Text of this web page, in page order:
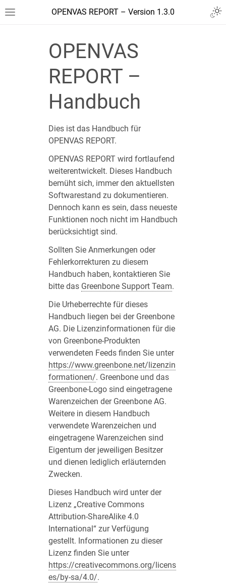
OPENVAS REPORT – Version 1.3.0
OPENVAS
REPORT –
Handbuch
Dies ist das Handbuch für
OPENVAS REPORT.
OPENVAS REPORT wird fortlaufend
weiterentwickelt. Dieses Handbuch
bemüht sich, immer den aktuellsten
Softwarestand zu dokumentieren.
Dennoch kann es sein, dass neueste
Funktionen noch nicht im Handbuch
berücksichtigt sind.
Sollten Sie Anmerkungen oder
Fehlerkorrekturen zu diesem
Handbuch haben, kontaktieren Sie
bitte das Greenbone Support Team.
Die Urheberrechte für dieses
Handbuch liegen bei der Greenbone
AG. Die Lizenzinformationen für die
von Greenbone-Produkten
verwendeten Feeds finden Sie unter
https://www.greenbone.net/lizenzin
formationen/. Greenbone und das
Greenbone-Logo sind eingetragene
Warenzeichen der Greenbone AG.
Weitere in diesem Handbuch
verwendete Warenzeichen und
eingetragene Warenzeichen sind
Eigentum der jeweiligen Besitzer
und dienen lediglich erläuternden
Zwecken.
Dieses Handbuch wird unter der
Lizenz „Creative Commons
Attribution-ShareAlike 4.0
International“ zur Verfügung
gestellt. Informationen zu dieser
Lizenz finden Sie unter
https://creativecommons.org/licens
es/by-sa/4.0/.